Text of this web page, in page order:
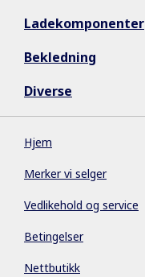
Ladekomponenter
Bekledning
Diverse
Hjem
Merker vi selger
Vedlikehold og service
Betingelser
Nettbutikk